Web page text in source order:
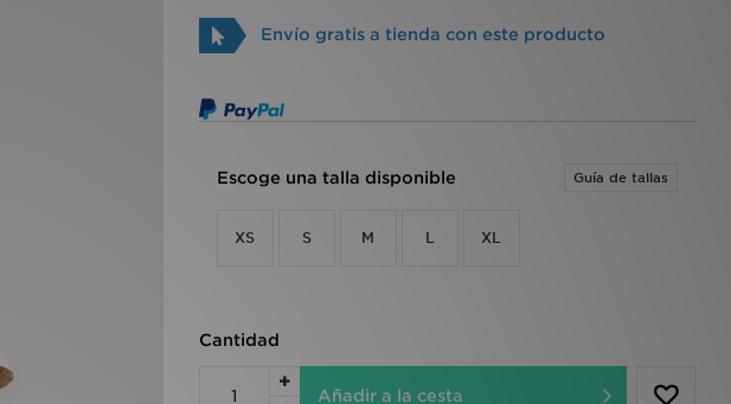
Envío gratis a tienda con este producto
Escoge una talla disponible Guía de tallas
XS S M L XL
Cantidad
Añadir a la cesta